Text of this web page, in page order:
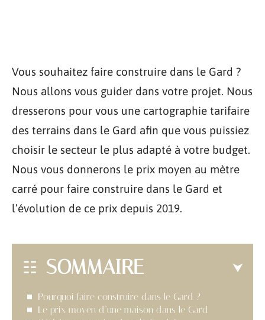
Vous souhaitez faire construire dans le Gard ?
Nous allons vous guider dans votre projet. Nous
dresserons pour vous une cartographie tarifaire
des terrains dans le Gard afin que vous puissiez
choisir le secteur le plus adapté à votre budget.
Nous vous donnerons le prix moyen au mètre
carré pour faire construire dans le Gard et
l’évolution de ce prix depuis 2019.
SOMMAIRE
Pourquoi faire construire dans le Gard ?
Le prix moyen d’une maison dans le Gard